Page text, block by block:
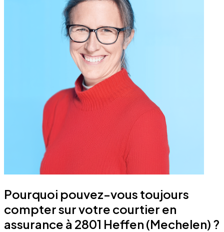
Pourquoi pouvez-vous toujours
compter sur votre courtier en
assurance à 2801 Heffen (Mechelen) ?